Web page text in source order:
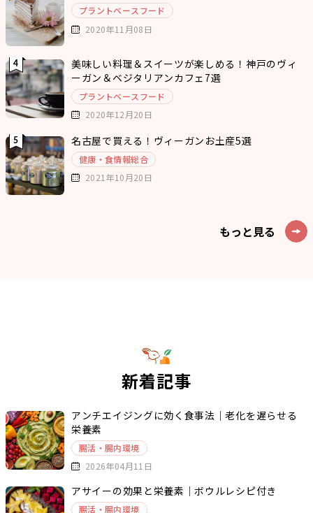
プラントベースフード
2020年11月08日
美味しい料理＆スイーツが楽しめる！神戸のヴィ
ーガン＆ベジタリアンカフェ7選
プラントベースフード
2020年12月20日
名古屋で買える！ヴィーガンお土産5選
健康・食情報総合
2021年10月20日
もっと見る
新着記事
アンチエイジングに効く食事法｜老化を遅らせる
栄養素
腸活・腸内環境
2026年04月11日
アサイーの効果と栄養素｜ボウルレシピ付き
腸活・腸内環境